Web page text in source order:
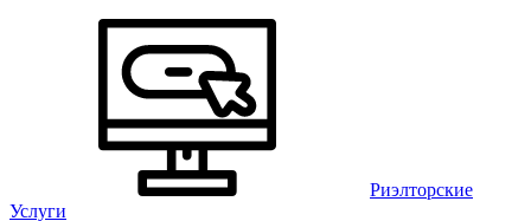
Риэлторские
Услуги